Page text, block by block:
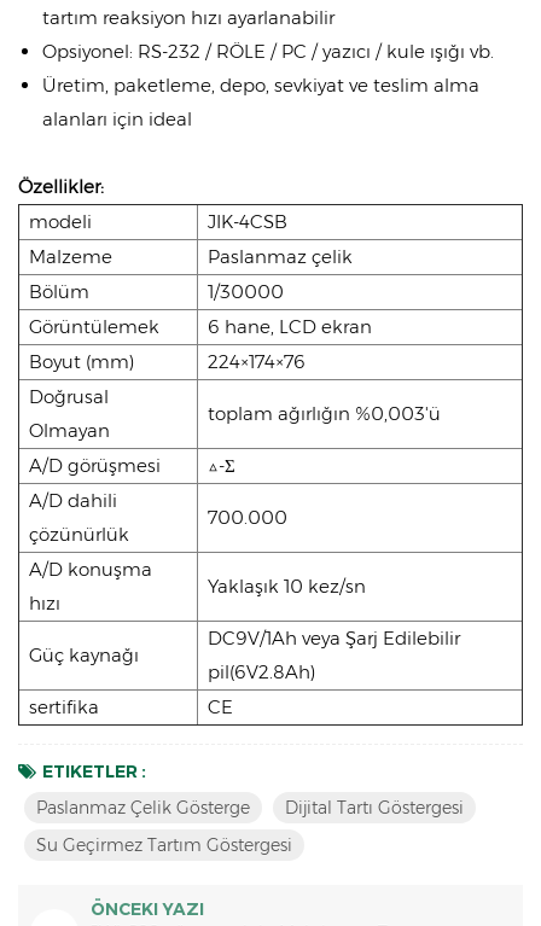
tartım reaksiyon hızı ayarlanabilir
Opsiyonel: RS-232 / RÖLE / PC / yazıcı / kule ışığı vb.
Üretim, paketleme, depo, sevkiyat ve teslim alma
alanları için ideal
Özellikler:
modeli
JIK-4CSB
Malzeme
Paslanmaz çelik
Bölüm
1/30000
Görüntülemek
6 hane, LCD ekran
Boyut (mm)
224×174×76
Doğrusal
Olmayan
toplam ağırlığın %0,003'ü
A/D görüşmesi
△-Σ
A/D dahili
çözünürlük
700.000
A/D konuşma
hızı
Yaklaşık 10 kez/sn
Güç kaynağı
DC9V/1Ah veya Şarj Edilebilir
pil(6V2.8Ah)
sertifika
CE
ETIKETLER :
Paslanmaz Çelik Gösterge
Dijital Tartı Göstergesi
Su Geçirmez Tartım Göstergesi
ÖNCEKI YAZI